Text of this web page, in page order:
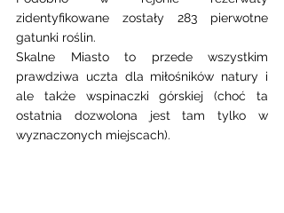
zidentyfikowane zostały 283 pierwotne
gatunki roślin.
Skalne Miasto to przede wszystkim
prawdziwa uczta dla miłośników natury i
ale także wspinaczki górskiej (choć ta
ostatnia dozwolona jest tam tylko w
wyznaczonych miejscach).